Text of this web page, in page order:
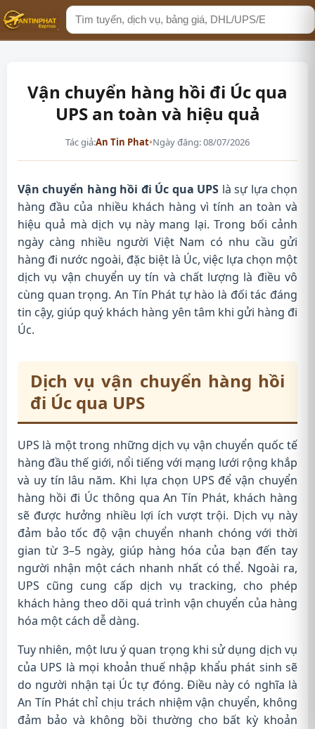
Tìm
kiếm
Vận chuyển hàng hồi đi Úc qua
UPS an toàn và hiệu quả
Tác giả:An Tin Phat•Ngày đăng: 08/07/2026
Vận chuyển hàng hồi đi Úc qua UPS là sự lựa chọn
hàng đầu của nhiều khách hàng vì tính an toàn và
hiệu quả mà dịch vụ này mang lại. Trong bối cảnh
ngày càng nhiều người Việt Nam có nhu cầu gửi
hàng đi nước ngoài, đặc biệt là Úc, việc lựa chọn một
dịch vụ vận chuyển uy tín và chất lượng là điều vô
cùng quan trọng. An Tín Phát tự hào là đối tác đáng
tin cậy, giúp quý khách hàng yên tâm khi gửi hàng đi
Úc.
Dịch vụ vận chuyển hàng hồi
đi Úc qua UPS
UPS là một trong những dịch vụ vận chuyển quốc tế
hàng đầu thế giới, nổi tiếng với mạng lưới rộng khắp
và uy tín lâu năm. Khi lựa chọn UPS để vận chuyển
hàng hồi đi Úc thông qua An Tín Phát, khách hàng
sẽ được hưởng nhiều lợi ích vượt trội. Dịch vụ này
đảm bảo tốc độ vận chuyển nhanh chóng với thời
gian từ 3–5 ngày, giúp hàng hóa của bạn đến tay
người nhận một cách nhanh nhất có thể. Ngoài ra,
UPS cũng cung cấp dịch vụ tracking, cho phép
khách hàng theo dõi quá trình vận chuyển của hàng
hóa một cách dễ dàng.
Tuy nhiên, một lưu ý quan trọng khi sử dụng dịch vụ
của UPS là mọi khoản thuế nhập khẩu phát sinh sẽ
do người nhận tại Úc tự đóng. Điều này có nghĩa là
An Tín Phát chỉ chịu trách nhiệm vận chuyển, không
đảm bảo và không bồi thường cho bất kỳ khoản